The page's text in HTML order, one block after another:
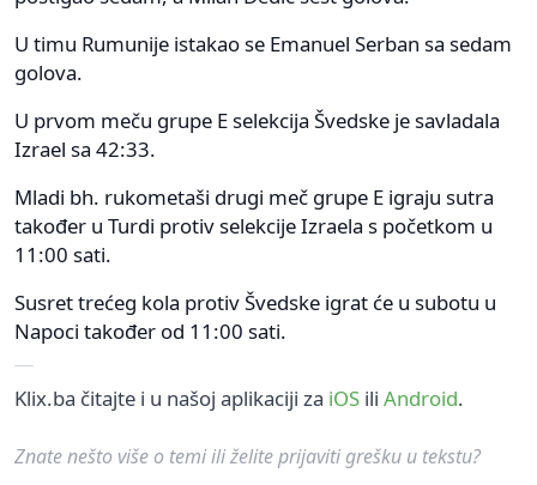
U timu Rumunije istakao se Emanuel Serban sa sedam
golova.
U prvom meču grupe E selekcija Švedske je savladala
Izrael sa 42:33.
Mladi bh. rukometaši drugi meč grupe E igraju sutra
također u Turdi protiv selekcije Izraela s početkom u
11:00 sati.
Susret trećeg kola protiv Švedske igrat će u subotu u
Napoci također od 11:00 sati.
Klix.ba čitajte i u našoj aplikaciji za iOS ili Android.
Znate nešto više o temi ili želite prijaviti grešku u tekstu?